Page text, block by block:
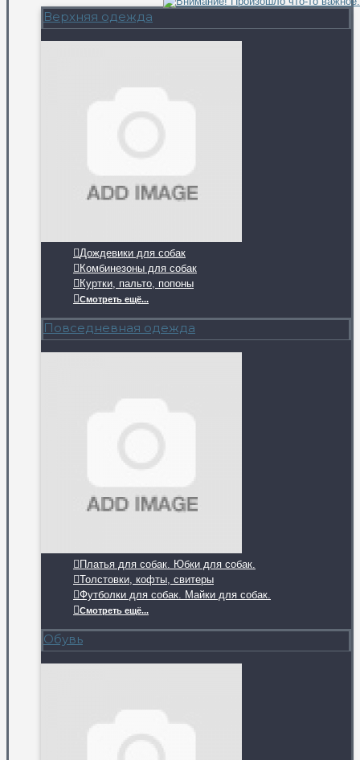
Верхняя одежда
Дождевики для собак
Комбинезоны для собак
Куртки, пальто, попоны
Смотреть ещё...
Повседневная одежда
Платья для собак. Юбки для собак.
Толстовки, кофты, свитеры
Футболки для собак. Майки для собак.
Смотреть ещё...
Обувь